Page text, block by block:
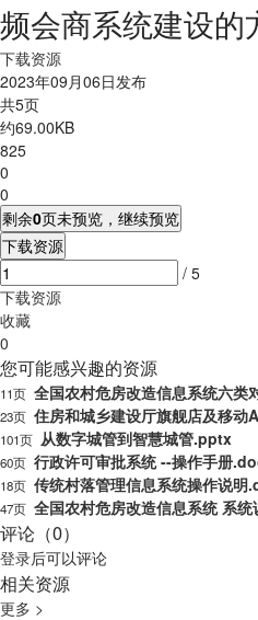
频会商系统建设的
下载资源
2023年09月06日发布
共5页
约69.00KB
825
0
0
剩余0页未预览，继续预览
下载资源
/ 5
下载资源
收藏
0
您可能感兴趣的资源
11页 全国农村危房改造信息系统六
23页 住房和城乡建设厅旗舰店及移动
101页 从数字城管到智慧城管.pptx
60页 行政许可审批系统 --操作手册
18页 传统村落管理信息系统操作说明
47页 全国农村危房改造信息系统 系
评论（0）
登录后可以评论
相关资源
更多 >